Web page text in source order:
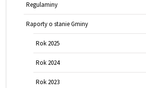
Regulaminy
Raporty o stanie Gminy
Rok 2025
Rok 2024
Rok 2023